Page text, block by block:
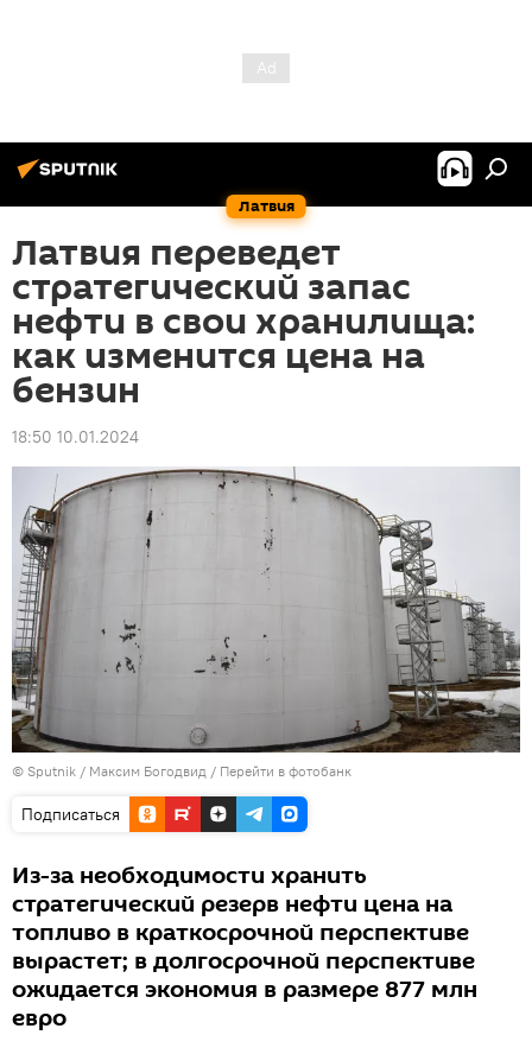
Латвия
Латвия переведет
стратегический запас
нефти в свои хранилища:
как изменится цена на
бензин
18:50 10.01.2024
© Sputnik / Максим Богодвид / Перейти в фотобанк
Подписаться
Из-за необходимости хранить
стратегический резерв нефти цена на
топливо в краткосрочной перспективе
вырастет; в долгосрочной перспективе
ожидается экономия в размере 877 млн
евро